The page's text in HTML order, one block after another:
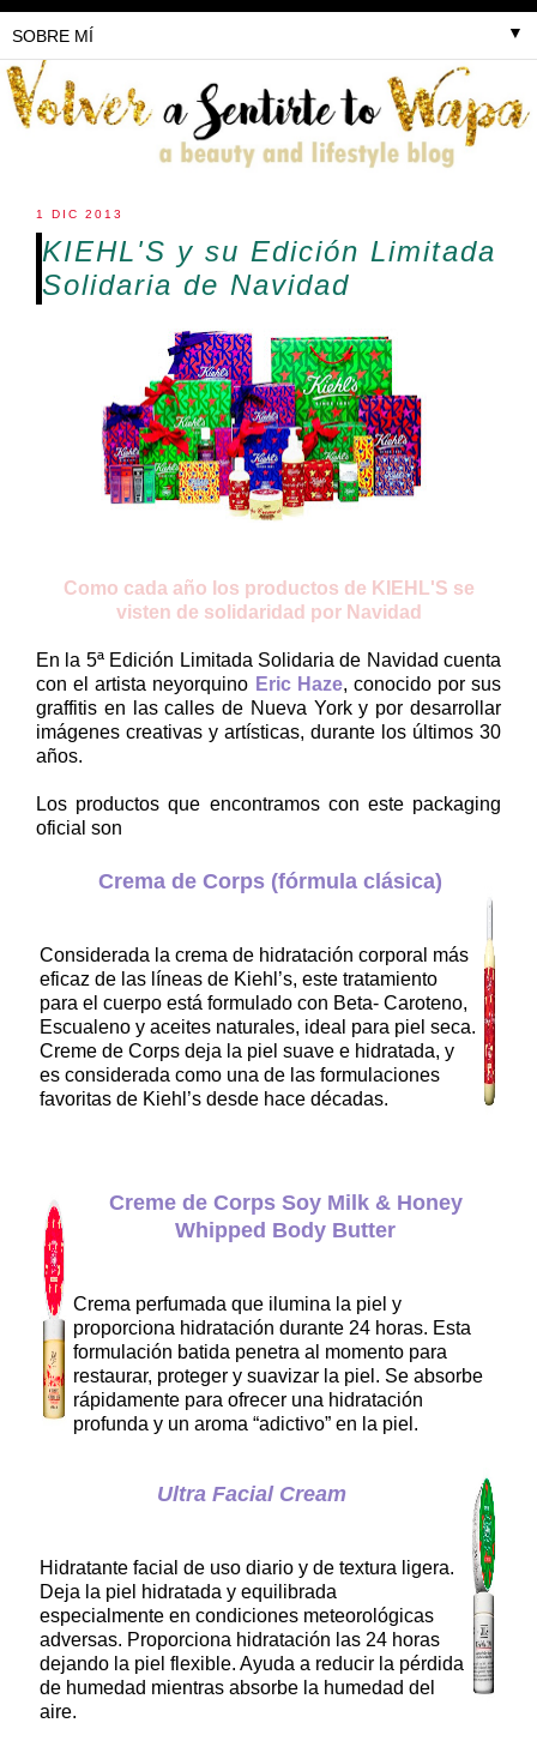
▼
1 DIC 2013
KIEHL'S y su Edición Limitada
Solidaria de Navidad
Como cada año los productos de KIEHL'S se
visten de solidaridad por Navidad
En la 5ª Edición Limitada Solidaria de Navidad cuenta
con el artista neyorquino Eric Haze, conocido por sus
graffitis en las calles de Nueva York y por desarrollar
imágenes creativas y artísticas, durante los últimos 30
años.
Los productos que encontramos con este packaging
oficial son
Crema de Corps (fórmula clásica)
Considerada la crema de hidratación corporal más
eficaz de las líneas de Kiehl’s, este tratamiento
para el cuerpo está formulado con Beta- Caroteno,
Escualeno y aceites naturales, ideal para piel seca.
Creme de Corps deja la piel suave e hidratada, y
es considerada como una de las formulaciones
favoritas de Kiehl’s desde hace décadas.
Creme de Corps Soy Milk & Honey
Whipped Body Butter
Crema perfumada que ilumina la piel y
proporciona hidratación durante 24 horas. Esta
formulación batida penetra al momento para
restaurar, proteger y suavizar la piel. Se absorbe
rápidamente para ofrecer una hidratación
profunda y un aroma “adictivo” en la piel.
Ultra Facial Cream
Hidratante facial de uso diario y de textura ligera.
Deja la piel hidratada y equilibrada
especialmente en condiciones meteorológicas
adversas. Proporciona hidratación las 24 horas
dejando la piel flexible. Ayuda a reducir la pérdida
de humedad mientras absorbe la humedad del
aire.